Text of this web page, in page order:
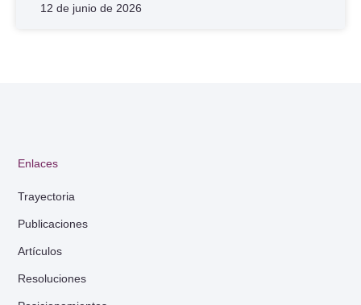
12 de junio de 2026
Enlaces
Trayectoria
Publicaciones
Artículos
Resoluciones